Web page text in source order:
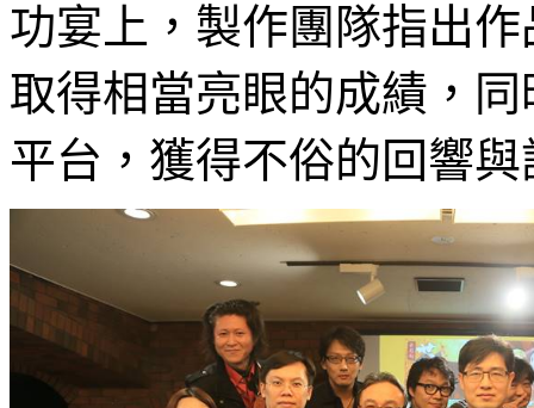
功宴上，製作團隊指出
取得相當亮眼的成績，
平台，獲得不俗的回響與